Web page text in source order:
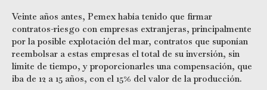
Veinte años antes, Pemex había tenido que firmar
contratos-riesgo con empresas extranjeras, principalmente
por la posible explotación del mar, contratos que suponían
reembolsar a estas empresas el total de su inversión, sin
límite de tiempo, y proporcionarles una compensación, que
iba de 12 a 15 años, con el 15% del valor de la producción.